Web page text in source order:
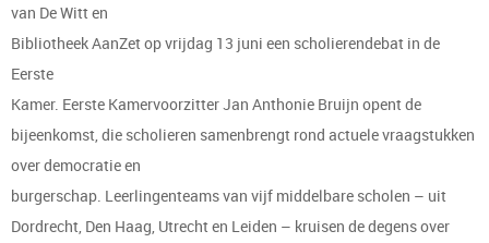
van De Witt en
Bibliotheek AanZet op vrijdag 13 juni een scholierendebat in de
Eerste
Kamer. Eerste Kamervoorzitter Jan Anthonie Bruijn opent de
bijeenkomst, die scholieren samenbrengt rond actuele vraagstukken
over democratie en
burgerschap. Leerlingenteams van vijf middelbare scholen – uit
Dordrecht, Den Haag, Utrecht en Leiden – kruisen de degens over